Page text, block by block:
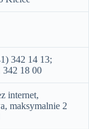
342 14 13;
18 00
internet,
maksymalnie 2